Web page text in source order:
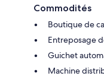
Commodités
Boutique de
Entreposage
Guichet
Machine